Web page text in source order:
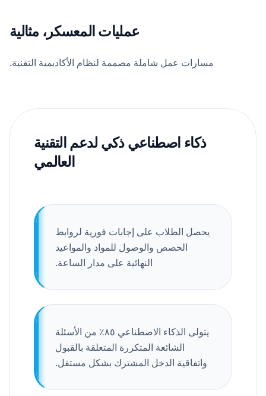
عمليات المعسكر، مثالية
مسارات عمل شاملة مصممة لنظام الأكاديمية التقنية.
ذكاء اصطناعي ذكي لدعم التقنية
العالمي
يحصل الطلاب على إجابات فورية لروابط
الحصص والوصول للمواد والمواعيد
النهائية على مدار الساعة.
يتولى الذكاء الاصطناعي ٨٥٪ من الأسئلة
الشائعة المتكررة المتعلقة بالقبول
واتفاقية الدخل المشترك بشكل مستقل.